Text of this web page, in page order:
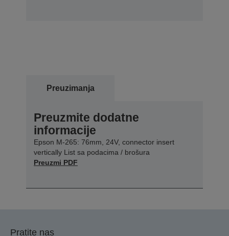
Preuzimanja
Preuzmite dodatne
informacije
Epson M-265: 76mm, 24V, connector insert
vertically List sa podacima / brošura
Preuzmi PDF
Pratite nas